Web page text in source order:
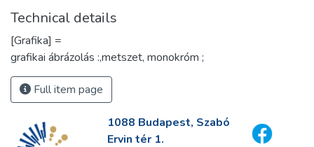
Technical details
[Grafika] =
grafikai ábrázolás :,metszet, monokróm ;
Full item page
1088 Budapest, Szabó
Ervin tér 1.